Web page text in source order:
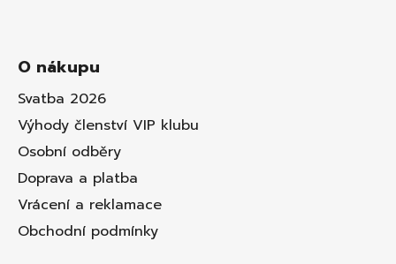
O nákupu
Svatba 2026
Výhody členství VIP klubu
Osobní odběry
Doprava a platba
Vrácení a reklamace
Obchodní podmínky